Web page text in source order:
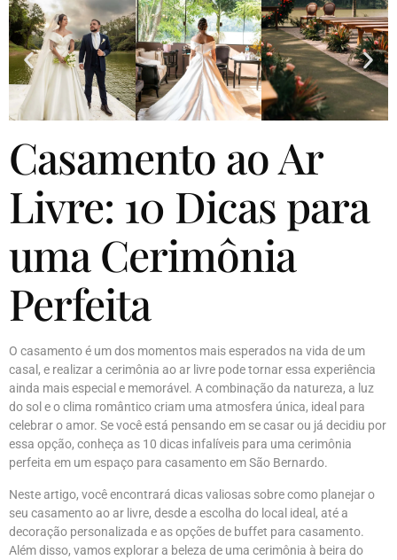
Casamento ao Ar
Livre: 10 Dicas para
uma Cerimônia
Perfeita
O casamento é um dos momentos mais esperados na vida de um
casal, e realizar a cerimônia ao ar livre pode tornar essa experiência
ainda mais especial e memorável. A combinação da natureza, a luz
do sol e o clima romântico criam uma atmosfera única, ideal para
celebrar o amor. Se você está pensando em se casar ou já decidiu por
essa opção, conheça as 10 dicas infalíveis para uma cerimônia
perfeita em um espaço para casamento em São Bernardo.
Neste artigo, você encontrará dicas valiosas sobre como planejar o
seu casamento ao ar livre, desde a escolha do local ideal, até a
decoração personalizada e as opções de buffet para casamento.
Além disso, vamos explorar a beleza de uma cerimônia à beira do